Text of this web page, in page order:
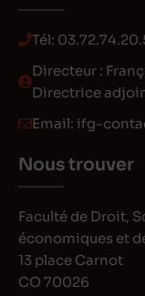
Tél:
Directeur :
Directrice
Email: ifg-
Nous trouver
Faculté de Droit,
économiques et
13 place Carnot
CO 70026